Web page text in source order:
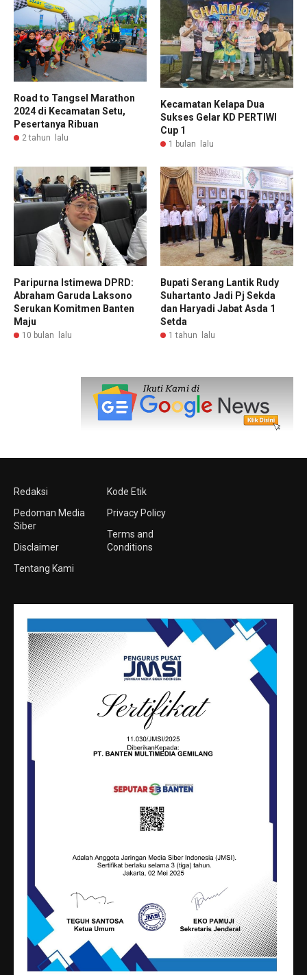
Road to Tangsel Marathon
2024 di Kecamatan Setu,
Pesertanya Ribuan
2 tahun lalu
Kecamatan Kelapa Dua
Sukses Gelar KD PERTIWI
Cup 1
1 bulan lalu
Paripurna Istimewa DPRD:
Abraham Garuda Laksono
Serukan Komitmen Banten
Maju
10 bulan lalu
Bupati Serang Lantik Rudy
Suhartanto Jadi Pj Sekda
dan Haryadi Jabat Asda 1
Setda
1 tahun lalu
Redaksi
Pedoman Media
Siber
Disclaimer
Tentang Kami
Kode Etik
Privacy Policy
Terms and
Conditions